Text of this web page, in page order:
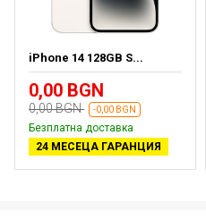
iPhone 14 128GB S...
0,00 BGN
0,00 BGN -0,00 BGN
Безплатна доставка
24 МЕСЕЦА ГАРАНЦИЯ